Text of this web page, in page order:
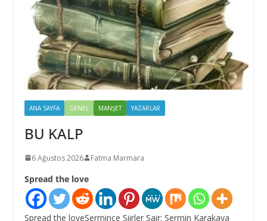
ANA SAYFA GENEL MANŞET YAZARLAR
BU KALP
6 Ağustos 2026 Fatma Marmara
Spread the love
Spread the loveŞermince Şiirler Şair: Şermin Karakaya